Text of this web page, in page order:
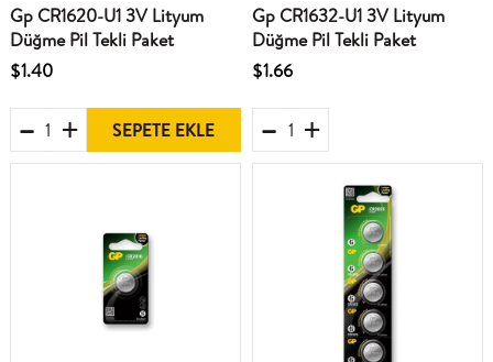
Gp CR1620-U1 3V Lityum
Düğme Pil Tekli Paket
$1.40
SEPETE EKLE
Gp CR1632-U1 3V Lityum
Düğme Pil Tekli Paket
$1.66